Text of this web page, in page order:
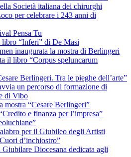
Società italiana dei chirurghi
per celebrare i 243 anni di
Pensa Tu
“Inferi” di De Masi
inaugurata la mostra di Berlingeri
il libro “Corpus speluncarum
Berlingeri. Tra le pieghe dell’arte”
un percorso di formazione di
di Vibo
“Cesare Berlingeri”
e finanza per l’impresa”
per il Giubileo degli Artisti
d’inchiostro”
Diocesana dedicata agli